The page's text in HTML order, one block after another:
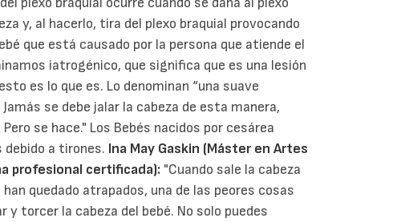
y, al hacerlo, tira del plexo braquial provocando
que está causado por la persona que atiende el
iatrogénico, que significa que es una lesión
es lo que es. Lo denominan “una suave
se debe jalar la cabeza de esta manera,
se hace." Los Bebés nacidos por cesárea
a tirones. Ina May Gaskin (Máster en Artes
profesional certificada): "Cuando sale la cabeza
quedado atrapados, una de las peores cosas
y torcer la cabeza del bebé. No solo puedes